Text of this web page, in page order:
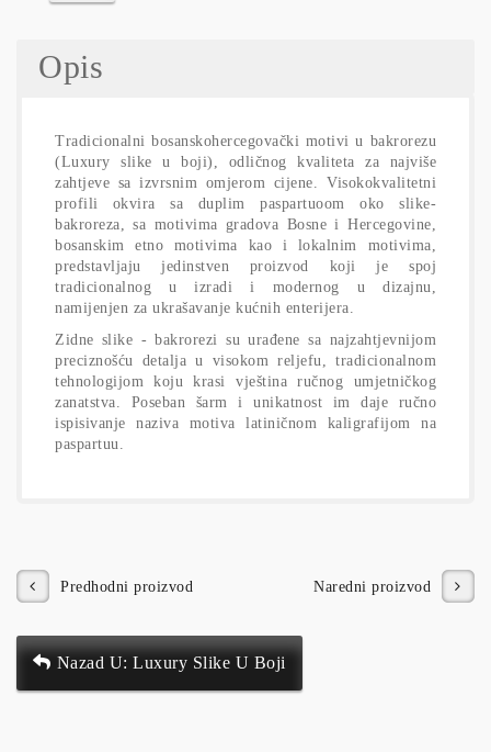
Opis
Tradicionalni bosanskohercegovački motivi u bakrorezu
(Luxury slike u boji), odličnog kvaliteta za najviše
zahtjeve sa izvrsnim omjerom cijene. Visokokvalitetni
profili okvira sa duplim paspartuoom oko slike-
bakroreza, sa motivima gradova Bosne i Hercegovine,
bosanskim etno motivima kao i lokalnim motivima,
predstavljaju jedinstven proizvod koji je spoj
tradicionalnog u izradi i modernog u dizajnu,
namijenjen za ukrašavanje kućnih enterijera.
Zidne slike - bakrorezi su urađene sa najzahtjevnijom
preciznošću detalja u visokom reljefu, tradicionalnom
tehnologijom koju krasi vještina ručnog umjetničkog
zanatstva. Poseban šarm i unikatnost im daje ručno
ispisivanje naziva motiva latiničnom kaligrafijom na
paspartuu.
Naredni proizvod
Predhodni proizvod
Nazad U: Luxury Slike U Boji